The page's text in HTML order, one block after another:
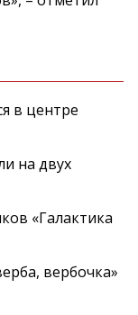
в центре
на двух
«Галактика
вербочка»